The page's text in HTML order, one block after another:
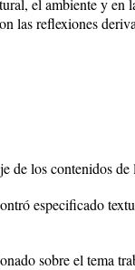
el ambiente y en
las reflexiones
de los contenidos
especificado
sobre el tema